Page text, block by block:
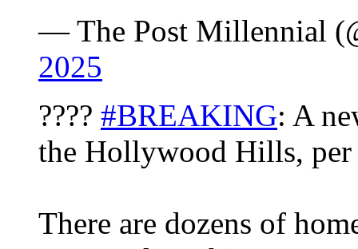
— The Post Millennial
2025
???? #BREAKING: A
the Hollywood Hills,
There are dozens of